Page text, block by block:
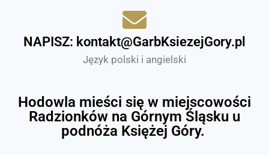
NAPISZ: kontakt@GarbKsiezejGory.pl
Język polski i angielski
Hodowla mieści się w miejscowości
Radzionków na Górnym Śląsku u
podnóża Księżej Góry.